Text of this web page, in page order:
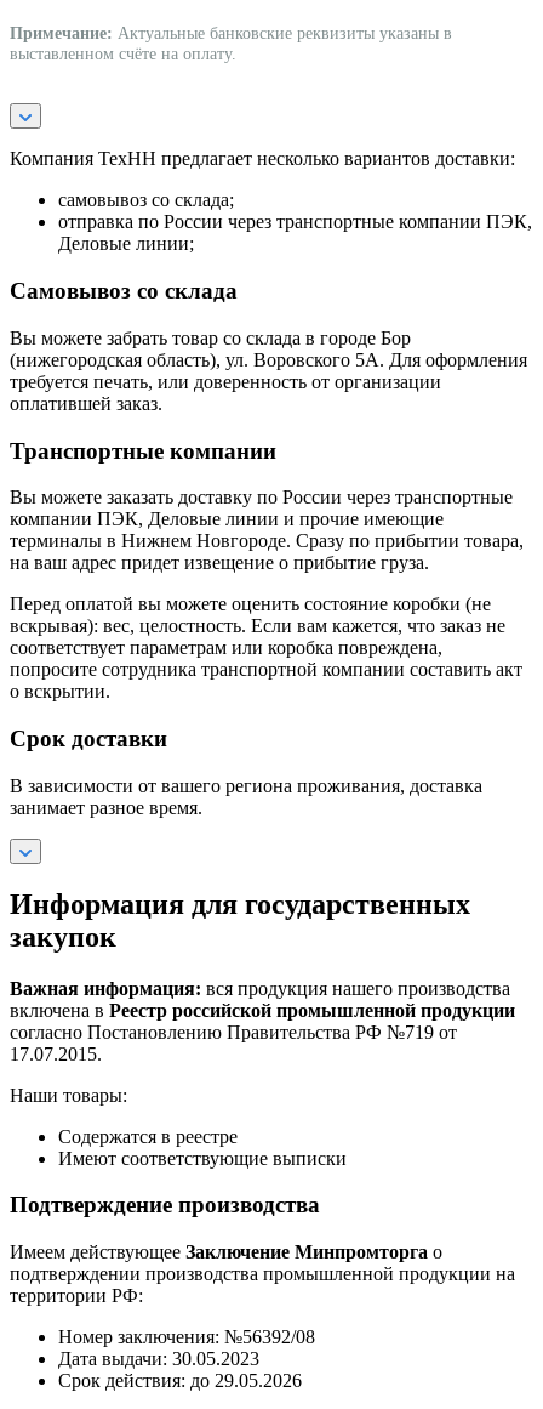
Примечание: Актуальные банковские реквизиты указаны в
выставленном счёте на оплату.
Компания ТехНН предлагает несколько вариантов доставки:
самовывоз со склада;
отправка по России через транспортные компании ПЭК,
Деловые линии;
Самовывоз со склада
Вы можете забрать товар со склада в городе Бор
(нижегородская область), ул. Воровского 5А. Для оформления
требуется печать, или доверенность от организации
оплатившей заказ.
Транспортные компании
Вы можете заказать доставку по России через транспортные
компании ПЭК, Деловые линии и прочие имеющие
терминалы в Нижнем Новгороде. Сразу по прибытии товара,
на ваш адрес придет извещение о прибытие груза.
Перед оплатой вы можете оценить состояние коробки (не
вскрывая): вес, целостность. Если вам кажется, что заказ не
соответствует параметрам или коробка повреждена,
попросите сотрудника транспортной компании составить акт
о вскрытии.
Срок доставки
В зависимости от вашего региона проживания, доставка
занимает разное время.
Информация для государственных
закупок
Важная информация: вся продукция нашего производства
включена в Реестр российской промышленной продукции
согласно Постановлению Правительства РФ №719 от
17.07.2015.
Наши товары:
Содержатся в реестре
Имеют соответствующие выписки
Подтверждение производства
Имеем действующее Заключение Минпромторга о
подтверждении производства промышленной продукции на
территории РФ:
Номер заключения: №56392/08
Дата выдачи: 30.05.2023
Срок действия: до 29.05.2026